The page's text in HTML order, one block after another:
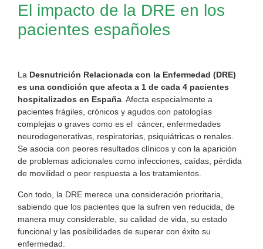
El impacto de la DRE en los
pacientes españoles
La Desnutrición Relacionada con la Enfermedad (DRE)
es una condición que afecta a 1 de cada 4 pacientes
hospitalizados en España . Afecta especialmente a
pacientes frágiles, crónicos y agudos con patologías
complejas o graves como es el cáncer, enfermedades
neurodegenerativas, respiratorias, psiquiátricas o renales.
Se asocia con peores resultados clínicos y con la aparición
de problemas adicionales como infecciones, caídas, pérdida
de movilidad o peor respuesta a los tratamientos.
Con todo, la DRE merece una consideración prioritaria,
sabiendo que los pacientes que la sufren ven reducida, de
manera muy considerable, su calidad de vida, su estado
funcional y las posibilidades de superar con éxito su
enfermedad.